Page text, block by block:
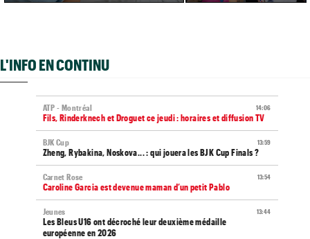
L'INFO EN CONTINU
14:06
ATP - Montréal
Fils, Rinderknech et Droguet ce jeudi : horaires et diffusion TV
13:59
BJK Cup
Zheng, Rybakina, Noskova... : qui jouera les BJK Cup Finals ?
13:54
Carnet Rose
Caroline Garcia est devenue maman d’un petit Pablo
13:44
Jeunes
Les Bleus U16 ont décroché leur deuxième médaille
européenne en 2026